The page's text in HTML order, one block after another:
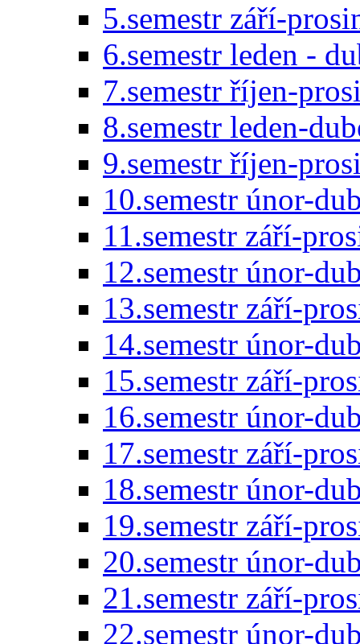
5.semestr září-
6.semestr leden -
7.semestr říjen-
8.semestr leden-
9.semestr říjen-
10.semestr únor-
11.semestr září-
12.semestr únor-
13.semestr září-
14.semestr únor-
15.semestr září-
16.semestr únor-
17.semestr září-
18.semestr únor-
19.semestr září-
20.semestr únor-
21.semestr září-
22.semestr únor-